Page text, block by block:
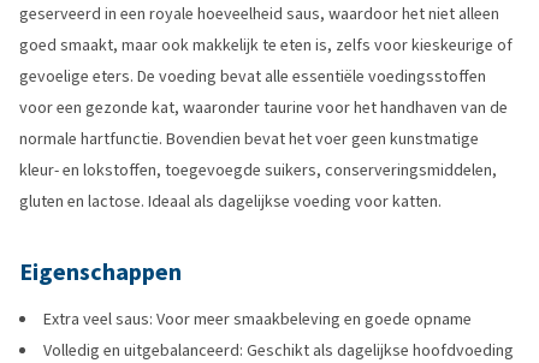
geserveerd in een royale hoeveelheid saus, waardoor het niet alleen
goed smaakt, maar ook makkelijk te eten is, zelfs voor kieskeurige of
gevoelige eters. De voeding bevat alle essentiële voedingsstoffen
voor een gezonde kat, waaronder taurine voor het handhaven van de
normale hartfunctie. Bovendien bevat het voer geen kunstmatige
kleur- en lokstoffen, toegevoegde suikers, conserveringsmiddelen,
gluten en lactose. Ideaal als dagelijkse voeding voor katten.
Eigenschappen
Extra veel saus: Voor meer smaakbeleving en goede opname
Volledig en uitgebalanceerd: Geschikt als dagelijkse hoofdvoeding